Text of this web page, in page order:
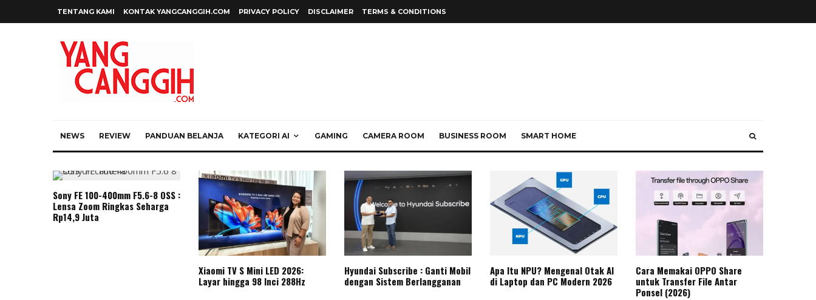
TENTANG KAMI KONTAK YANGCANGGIH.COM PRIVACY POLICY DISCLAIMER TERMS & CONDITIONS
NEWS REVIEW PANDUAN BELANJA KATEGORI AI GAMING CAMERA ROOM BUSINESS ROOM SMART HOME
Sony FE 100-400mm F5.6-8 OSS :
Lensa Zoom Ringkas Seharga
Rp14,9 Juta
Xiaomi TV S Mini LED 2026:
Layar hingga 98 Inci 288Hz
Hyundai Subscribe : Ganti Mobil
dengan Sistem Berlangganan
Apa Itu NPU? Mengenal Otak AI
di Laptop dan PC Modern 2026
Cara Memakai OPPO Share
untuk Transfer File Antar
Ponsel (2026)